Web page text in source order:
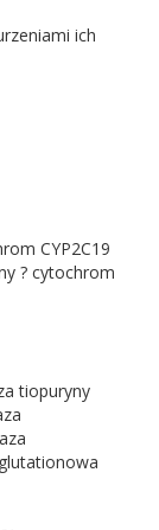
ich
CYP2C19
? cytochrom
tiopuryny